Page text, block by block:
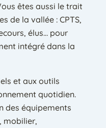
êtes aussi le trait
de la vallée : CPTS,
élus… pour
intégré dans la
et aux outils
quotidien.
des équipements
mobilier,